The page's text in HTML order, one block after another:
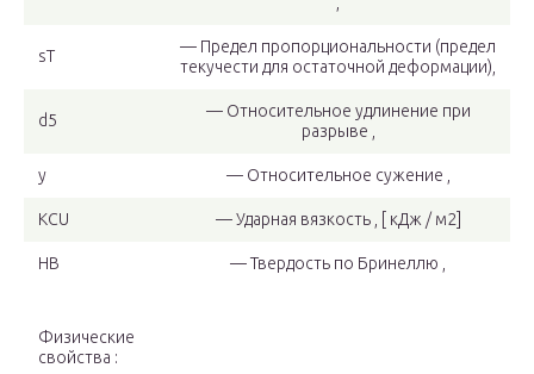
sT
— Предел пропорциональности (предел
текучести для остаточной деформации),
d5
— Относительное удлинение при
разрыве ,
y — Относительное сужение ,
KCU — Ударная вязкость , [ кДж / м2]
HB — Твердость по Бринеллю ,
Физические
свойства :